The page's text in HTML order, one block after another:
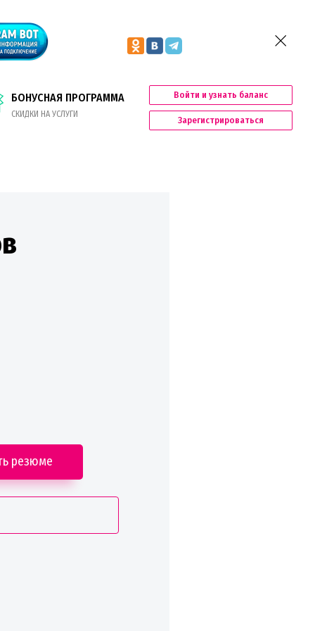
БОНУСНАЯ ПРОГРАММА
СКИДКИ НА УСЛУГИ
Войти и узнать баланс
Зарегистрироваться
резюме